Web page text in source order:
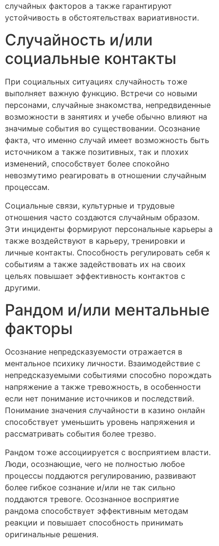
случайных факторов а также гарантируют
устойчивость в обстоятельствах вариативности.
Случайность и/или
социальные контакты
При социальных ситуациях случайность тоже
выполняет важную функцию. Встречи со новыми
персонами, случайные знакомства, непредвиденные
возможности в занятиях и учебе обычно влияют на
значимые события во существовании. Осознание
факта, что именно случай имеет возможность быть
источником а также позитивных, так и плохих
изменений, способствует более спокойно
невозмутимо реагировать в отношении случайным
процессам.
Социальные связи, культурные и трудовые
отношения часто создаются случайным образом.
Эти инциденты формируют персональные карьеры а
также воздействуют в карьеру, тренировки и
личные контакты. Способность регулировать себя к
событиям а также задействовать их на своих
цельях повышает эффективность контактов с
другими.
Рандом и/или ментальные
факторы
Осознание непредсказуемости отражается в
ментальное психику личности. Взаимодействие с
непредсказуемыми событиями способно порождать
напряжение а также тревожность, в особенности
если нет понимание источников и последствий.
Понимание значения случайности в казино онлайн
способствует уменьшить уровень напряжения и
рассматривать события более трезво.
Рандом тоже ассоциируется с восприятием власти.
Люди, осознающие, чего не полностью любое
процессы поддаются регулированию, развивают
более гибкое сознание и/или не так сильно
поддаются тревоге. Осознанное восприятие
рандома способствует эффективным методам
реакции и повышает способность принимать
оригинальные решения.